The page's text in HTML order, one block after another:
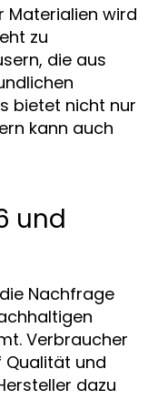
Materialien wird
zu
die aus
bietet nicht nur
kann auch
und
Nachfrage
Verbraucher
Qualität und
dazu